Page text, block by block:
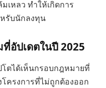
เหลว ทำให้เกิดการ
รับนักลงทุน
อัปเดตในปี 2025
ตได้เห็นกรอบกฎหมายที่
ครงการที่ไม่ถูกต้องออก